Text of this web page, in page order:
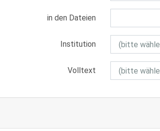
in den Dateien
Institution
Volltext